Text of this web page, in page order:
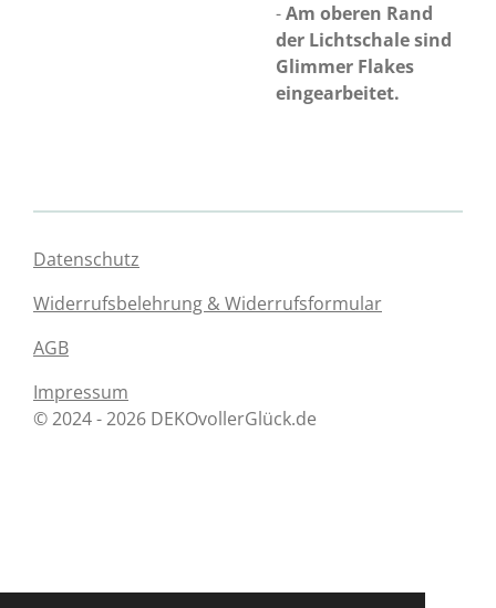
-Am oberen Rand
der Lichtschale sind
Glimmer Flakes
eingearbeitet.
Datenschutz
Widerrufsbelehrung & Widerrufsformular
AGB
Impressum
© 2024 - 2026 DEKOvollerGlück.de